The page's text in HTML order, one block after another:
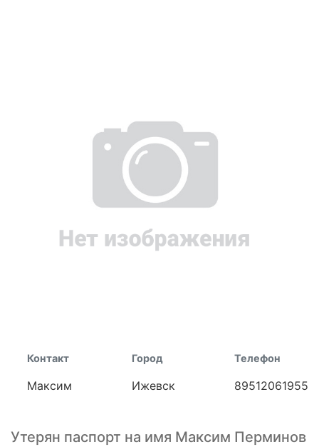
Контакт
Максим
Город
Ижевск
Телефон
89512061955
Утерян паспорт на имя Максим Перминов